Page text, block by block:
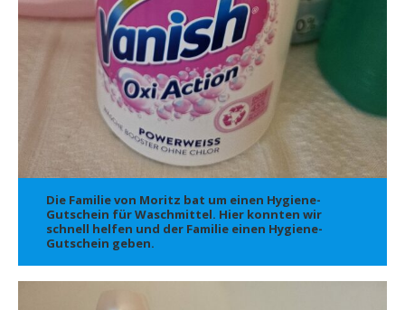
Die Familie von Moritz bat um einen Hygiene-
Gutschein für Waschmittel. Hier konnten wir
schnell helfen und der Familie einen Hygiene-
Gutschein geben.